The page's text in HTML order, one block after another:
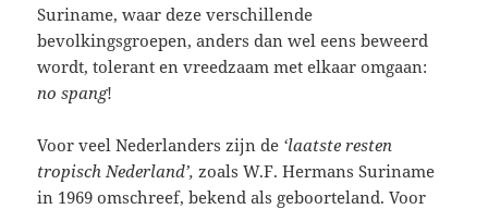
Suriname, waar deze verschillende
bevolkingsgroepen, anders dan wel eens beweerd
wordt, tolerant en vreedzaam met elkaar omgaan:
no spang!
Voor veel Nederlanders zijn de ‘laatste resten
tropisch Nederland’,zoals W.F. Hermans Suriname
in 1969 omschreef, bekend als geboorteland. Voor